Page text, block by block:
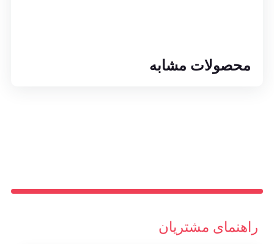
محصولات مشابه
راهنمای مشتریان